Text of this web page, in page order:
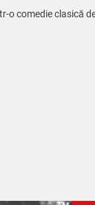
comedie clasică